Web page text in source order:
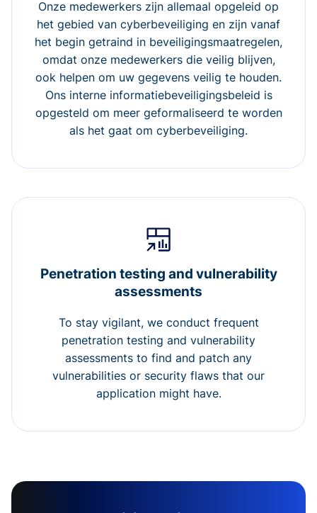
Onze medewerkers zijn allemaal opgeleid op
het gebied van cyberbeveiliging en zijn vanaf
het begin getraind in beveiligingsmaatregelen,
omdat onze medewerkers die veilig blijven,
ook helpen om uw gegevens veilig te houden.
Ons interne informatiebeveiligingsbeleid is
opgesteld om meer geformaliseerd te worden
als het gaat om cyberbeveiliging.
Penetration testing and vulnerability
assessments
To stay vigilant, we conduct frequent
penetration testing and vulnerability
assessments to find and patch any
vulnerabilities or security flaws that our
application might have.